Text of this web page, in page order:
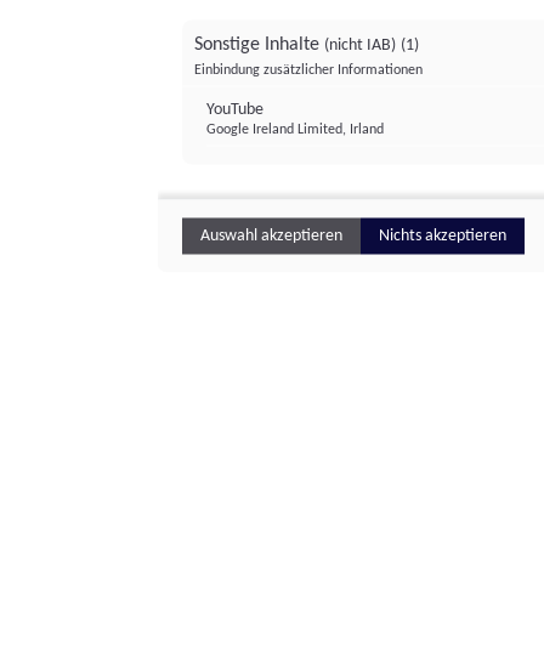
Sonstige Inhalte (nicht IAB) (1)
Einbindung zusätzlicher Informationen
YouTube
Google Ireland Limited, Irland
Auswahl akzeptieren Nichts akzeptieren